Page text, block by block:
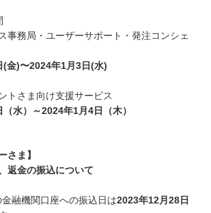
事務局・ユーザーサポート・発注コンシェ
金)〜2024年1月3日(水)
トさま向け支援サービス
水）～2024年1月4日（木）
さま】
返金の振込について
融機関口座への振込日は2023年12月28日